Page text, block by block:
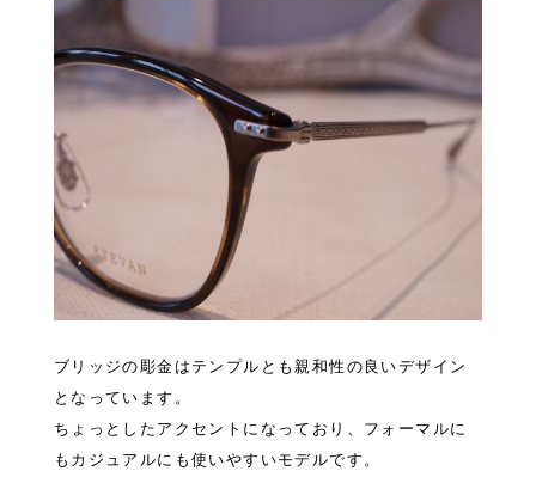
ブリッジの彫金はテンプルとも親和性の良いデザイン
となっています。
ちょっとしたアクセントになっており、フォーマルに
もカジュアルにも使いやすいモデルです。